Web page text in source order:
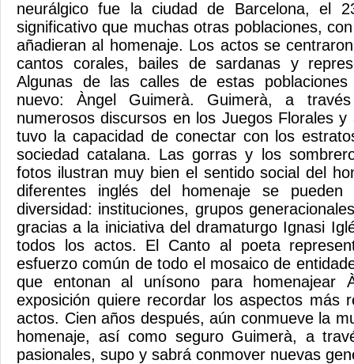
neurálgico fue la ciudad de Barcelona, el
significativo que muchas otras poblaciones,
añadieran al homenaje. Los actos se
cantos corales, bailes de sardanas y
Algunas de las calles de estas
nuevo: Àngel Guimerà. Guimerà, a
numerosos discursos en los Juegos Florales
tuvo la capacidad de conectar con los
sociedad catalana. Las gorras y los
fotos ilustran muy bien el sentido social del
diferentes inglés del homenaje se
diversidad: instituciones, grupos
gracias a la iniciativa del dramaturgo Ignasi
todos los actos. El Canto al poeta
esfuerzo común de todo el mosaico de
que entonan al unísono para homenajear
exposición quiere recordar los aspectos más
actos. Cien años después, aún conmueve la
homenaje, así como seguro Guimerà, a
pasionales, supo y sabrá conmover nuevas